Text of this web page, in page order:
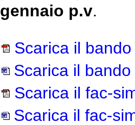
gennaio p.v.
Scarica il
Scarica il
Scarica il fac-
Scarica il fac-